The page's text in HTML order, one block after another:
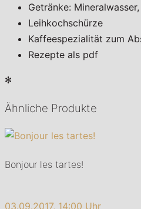
Getränke:
Leihkochschürze
Kaffeespezialität zum
Rezepte als pdf
✻
Ähnliche Produkte
Bonjour les tartes!
03.09.2017, 14:00 Uhr